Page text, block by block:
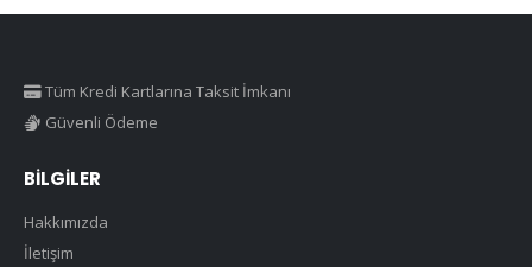
Tüm Kredi Kartlarına Taksit İmkanı
Güvenli Ödeme
BILGILER
Hakkımızda
İletişim